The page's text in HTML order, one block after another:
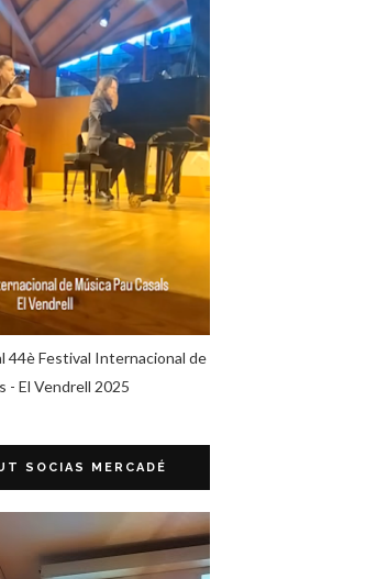
44è Festival Internacional de
- El Vendrell 2025
SOCIAS MERCADÉ